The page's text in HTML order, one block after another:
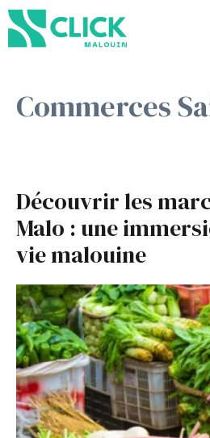
Aller
au
contenu
Commerces
Découvrir les
Malo : une
vie malouine